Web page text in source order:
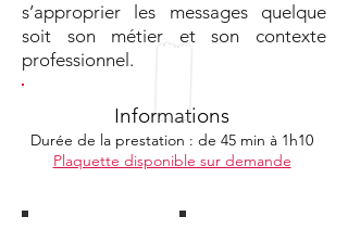
s’approprier les messages quelque
soit son métier et son contexte
professionnel.
Informations
Durée de la prestation : de 45 min à 1h10
Plaquette disponible sur demande